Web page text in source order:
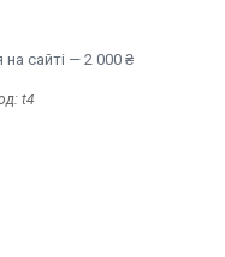
сайті — 2 000 ₴
t4